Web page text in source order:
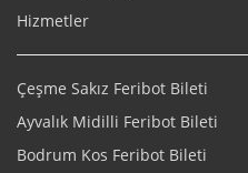
Hizmetler
Çeşme Sakız Feribot Bileti
Ayvalık Midilli Feribot Bileti
Bodrum Kos Feribot Bileti